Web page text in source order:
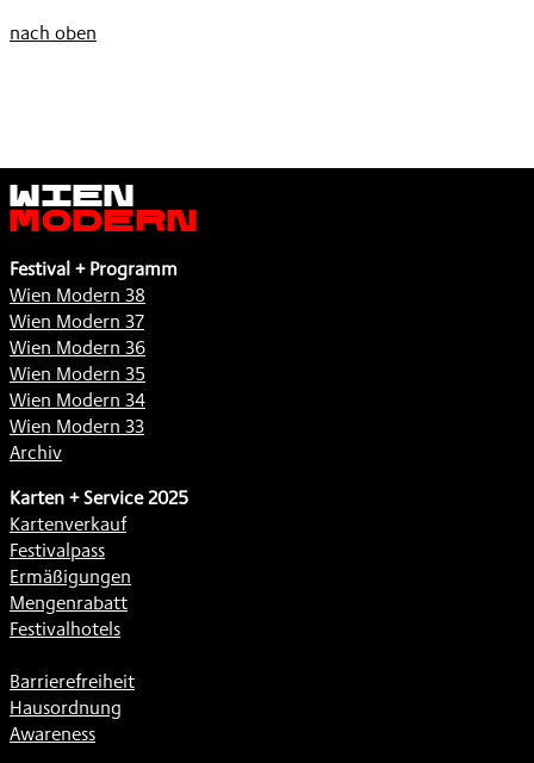
nach oben
Wien
Modern
Festival + Programm
Wien Modern 38
Wien Modern 37
Wien Modern 36
Wien Modern 35
Wien Modern 34
Wien Modern 33
Archiv
Karten + Service 2025
Kartenverkauf
Festivalpass
Ermäßigungen
Mengenrabatt
Festivalhotels
Barrierefreiheit
Hausordnung
Awareness